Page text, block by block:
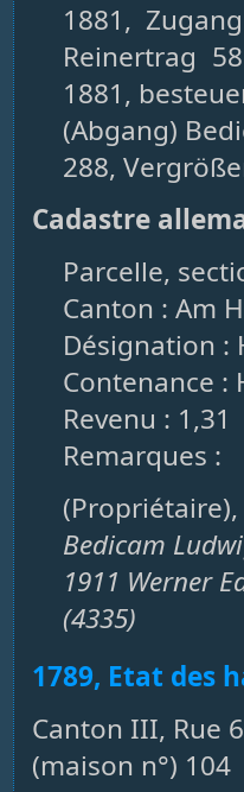
1881,
Reinertrag
1881,
(Abgang)
288,
Cadastre
Parcelle,
Canton : Am
Désignation :
Contenance :
Revenu : 1,31
Remarques :
Bedicam
1911 Werner
(4335)
1789, Etat des
Canton III, Rue
(maison n°) 104